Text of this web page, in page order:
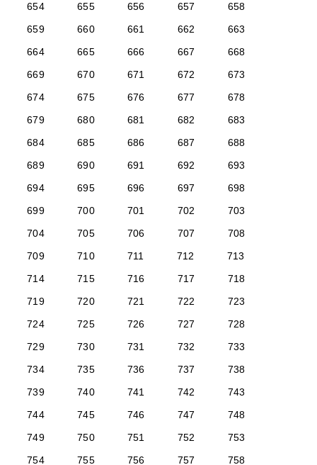
654
655 656 657
658
659
660 661 662
663
664
665 666 667
668
669
670 671 672
673
674
675 676 677
678
679
680 681 682
683
684
685 686 687
688
689
690 691 692
693
694
695 696 697
698
699
700 701 702
703
704
705 706 707
708
709
710 711 712
713
714
715 716 717
718
719
720 721 722
723
724
725 726 727
728
729
730 731 732
733
734
735 736 737
738
739
740 741 742
743
744
745 746 747
748
749
750 751 752
753
754
755 756 757
758